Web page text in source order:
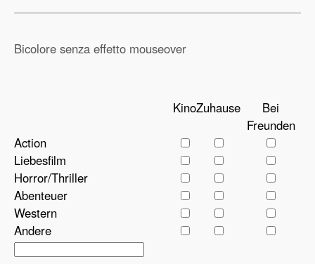
Bicolore senza effetto mouseover
KinoZuhause
Bei
Freunden
Action
Liebesfilm
Horror/Thriller
Abenteuer
Western
Andere